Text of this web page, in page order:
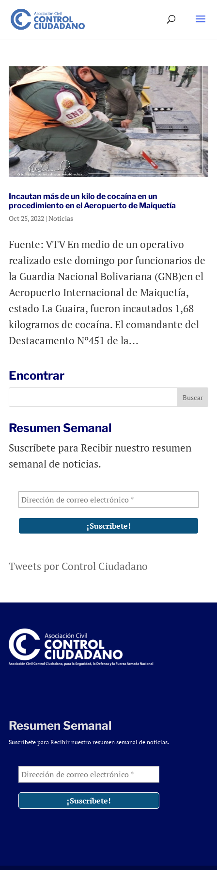
Incautan más de un kilo de cocaína en un
procedimiento en el Aeropuerto de Maiquetía
Oct 25, 2022| Noticias
Fuente: VTV En medio de un operativo
realizado este domingo por funcionarios de
la Guardia Nacional Bolivariana (GNB)en el
Aeropuerto Internacional de Maiquetía,
estado La Guaira, fueron incautados 1,68
kilogramos de cocaína. El comandante del
Destacamento Nº451 de la...
Encontrar
Resumen Semanal
Suscríbete para Recibir nuestro resumen
semanal de noticias.
Tweets por Control Ciudadano
Resumen Semanal
Suscríbete para Recibir nuestro resumen semanal de noticias.